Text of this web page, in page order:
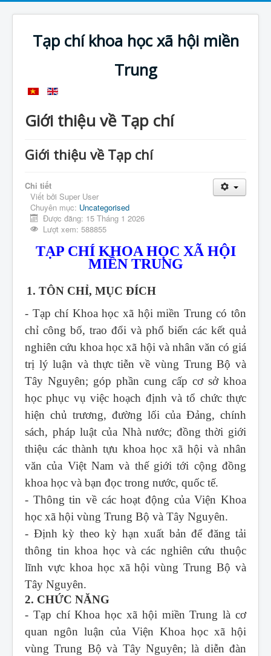
Tạp chí khoa học xã hội miền
Trung
Giới thiệu về Tạp chí
Giới thiệu về Tạp chí
Chi tiết
Viết bởi Super User
Chuyên mục: Uncategorised
Được đăng: 15 Tháng 1 2026
Lượt xem: 588855
TẠP CHÍ KHOA HỌC XÃ HỘI
MIỀN TRUNG
1. TÔN CHỈ, MỤC ĐÍCH
- Tạp chí Khoa học xã hội miền Trung có tôn
chỉ công bố, trao đổi và phổ biến các kết quả
nghiên cứu khoa học xã hội và nhân văn có giá
trị lý luận và thực tiễn về vùng Trung Bộ và
Tây Nguyên; góp phần cung cấp cơ sở khoa
học phục vụ việc hoạch định và tổ chức thực
hiện chủ trương, đường lối của Đảng, chính
sách, pháp luật của Nhà nước; đồng thời giới
thiệu các thành tựu khoa học xã hội và nhân
văn của Việt Nam và thế giới tới cộng đồng
khoa học và bạn đọc trong nước, quốc tế.
- Thông tin về các hoạt động của Viện Khoa
học xã hội vùng Trung Bộ và Tây Nguyên.
- Định kỳ theo kỳ hạn xuất bản để đăng tải
thông tin khoa học và các nghiên cứu thuộc
lĩnh vực khoa học xã hội vùng Trung Bộ và
Tây Nguyên.
2. CHỨC NĂNG
- Tạp chí Khoa học xã hội miền Trung là cơ
quan ngôn luận của Viện Khoa học xã hội
vùng Trung Bộ và Tây Nguyên; là diễn đàn